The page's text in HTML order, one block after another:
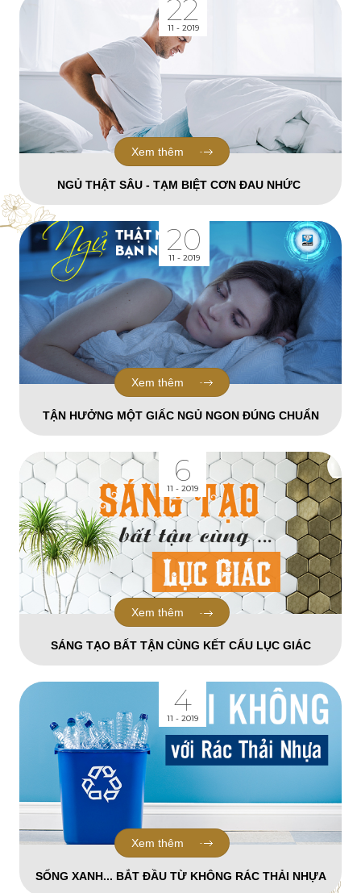
22
11 - 2019
NGỦ THẬT SÂU - TẠM BIỆT CƠN ĐAU NHỨC
Xem thêm
20
11 - 2019
TẬN HƯỞNG MỘT GIẤC NGỦ NGON ĐÚNG CHUẨN
Xem thêm
6
11 - 2019
SÁNG TẠO BẤT TẬN CÙNG KẾT CẤU LỤC GIÁC
Xem thêm
4
11 - 2019
SỐNG XANH... BẮT ĐẦU TỪ KHÔNG RÁC THẢI NHỰA
Xem thêm